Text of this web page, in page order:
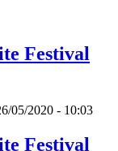
Festival
05/2020 - 10:03
Festival